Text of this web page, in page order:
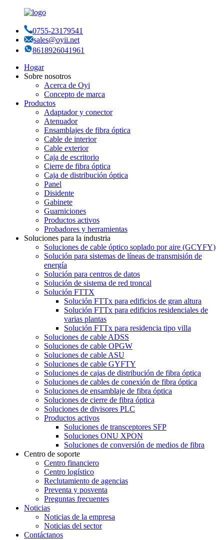
0755-23179541
sales@oyii.net
8618926041961
Hogar
Sobre nosotros
Acerca de Oyi
Concepto de marca
Productos
Adaptador y conector
Atenuador
Ensamblajes de fibra óptica
Cable de interior
Cable exterior
Caja de escritorio
Cierre de fibra óptica
Caja de distribución óptica
Panel
Disidente
Gabinete
Guarniciones
Productos activos
Probadores y herramientas
Soluciones para la industria
Soluciones de cable óptico soplado por aire (GCYFY)
Solución para sistemas de líneas de transmisión de
energía
Solución para centros de datos
Solución de sistema de red troncal
Solución FTTX
Solución FTTx para edificios de gran altura
Solución FTTx para edificios residenciales de
varias plantas
Solución FTTx para residencia tipo villa
Soluciones de cable ADSS
Soluciones de cable OPGW
Soluciones de cable ASU
Soluciones de cable GYFTY
Soluciones de cajas de distribución de fibra óptica
Soluciones de cables de conexión de fibra óptica
Soluciones de ensamblaje de fibra óptica
Soluciones de cierre de fibra óptica
Soluciones de divisores PLC
Productos activos
Soluciones de transceptores SFP
Soluciones ONU XPON
Soluciones de conversión de medios de fibra
Centro de soporte
Centro financiero
Centro logístico
Reclutamiento de agencias
Preventa y posventa
Preguntas frecuentes
Noticias
Noticias de la empresa
Noticias del sector
Contáctanos